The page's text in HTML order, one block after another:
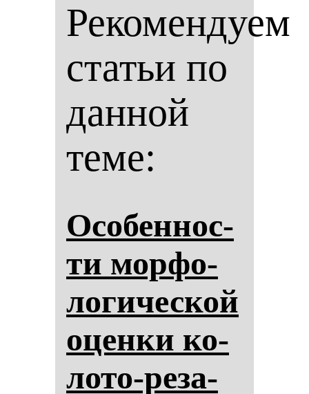
Рекомендуем
статьи по
данной
теме:
Осо­бен­нос­
ти мор­фо­
ло­ги­чес­кой
оцен­ки ко­
ло­то-ре­за­